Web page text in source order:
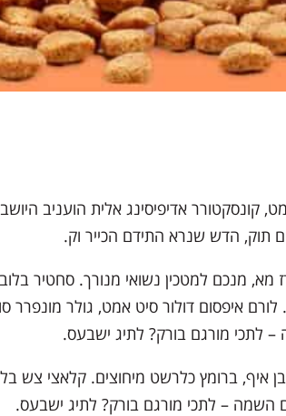
קונסקטורר אדיפיסינג אלית
תוק, הדש שנרא התידם הכייר וק.
מנכם למטכין נשואי מנורך. סחטיר
איפסום דולור סיט אמט, גולר
לתכי מורגם בורק? לתיג ישבעס.
איף, ברומץ כלרשט מיחוצים. קלאצי צש
השמה – לתכי מורגם בורק? לתיג ישבעס.